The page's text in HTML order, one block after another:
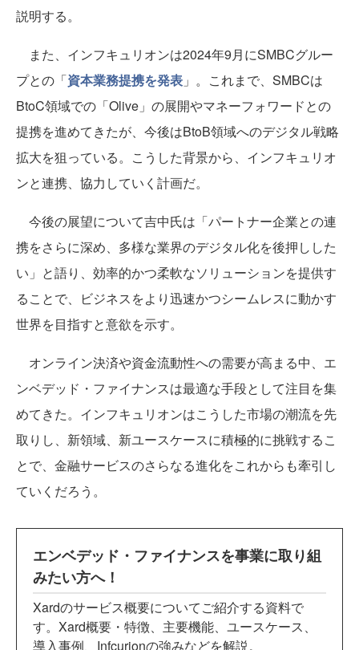
説明する。
また、インフキュリオンは2024年9月にSMBCグルー
プとの「資本業務提携を発表 」。これまで、SMBCは
BtoC領域での「Olive」の展開やマネーフォワードとの
提携を進めてきたが、今後はBtoB領域へのデジタル戦略
拡大を狙っている。こうした背景から、インフキュリオ
ンと連携、協力していく計画だ。
今後の展望について吉中氏は「パートナー企業との連
携をさらに深め、多様な業界のデジタル化を後押しした
い」と語り、効率的かつ柔軟なソリューションを提供す
ることで、ビジネスをより迅速かつシームレスに動かす
世界を目指すと意欲を示す。
オンライン決済や資金流動性への需要が高まる中、エ
ンベデッド・ファイナンスは最適な手段として注目を集
めてきた。インフキュリオンはこうした市場の潮流を先
取りし、新領域、新ユースケースに積極的に挑戦するこ
とで、金融サービスのさらなる進化をこれからも牽引し
ていくだろう。
エンベデッド・ファイナンスを事業に取り組
みたい方へ！
Xardのサービス概要についてご紹介する資料で
す。Xard概要・特徴、主要機能、ユースケース、
導入事例、Infcurionの強みなどを解説。